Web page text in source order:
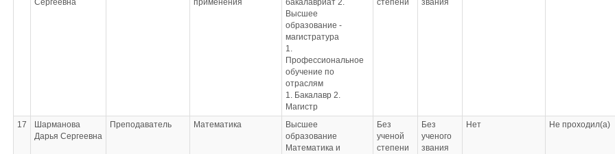
Сергеевна
применения
бакалавриат 2.
Высшее
образование -
магистратура
1.
Профессиональное
обучение по
отраслям
1. Бакалавр 2.
Магистр
степени
звания
17
Шарманова
Дарья Сергеевна
Преподаватель Математика
Высшее
образование
Математика и
Без
ученой
степени
Без
ученого
звания
Нет Не проходил(а)